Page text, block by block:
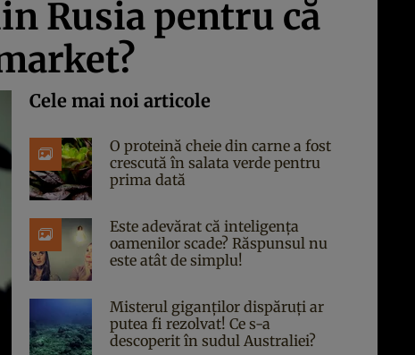
Rusia pentru că
Cele mai noi articole
O proteină cheie din carne a fost
crescută în salata verde pentru
prima dată
Este adevărat că inteligența
oamenilor scade? Răspunsul nu
este atât de simplu!
Misterul giganților dispăruți ar
putea fi rezolvat! Ce s-a
descoperit în sudul Australiei?